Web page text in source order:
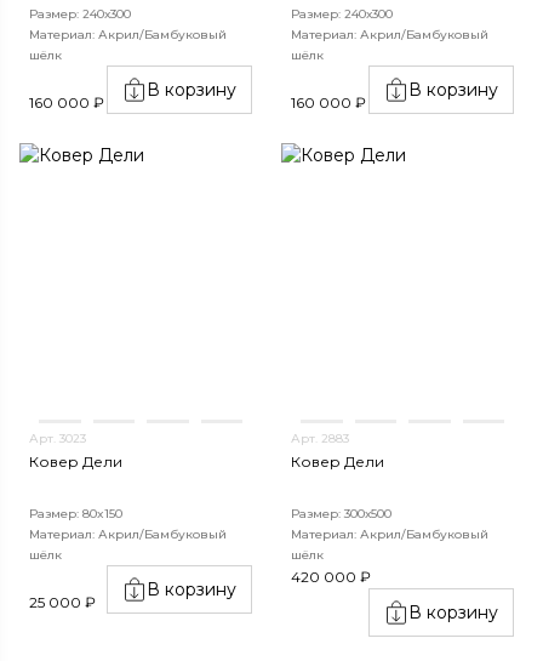
Размер: 240х300
Материал: Акрил/Бамбуковый
шёлк
160 000 ₽
В корзину
Размер: 240х300
Материал: Акрил/Бамбуковый
шёлк
160 000 ₽
В корзину
Арт. 3023
Ковер Дели
Размер: 80x150
Материал: Акрил/Бамбуковый
шёлк
25 000 ₽
В корзину
Арт. 2883
Ковер Дели
Размер: 300х500
Материал: Акрил/Бамбуковый
шёлк
420 000 ₽
В корзину